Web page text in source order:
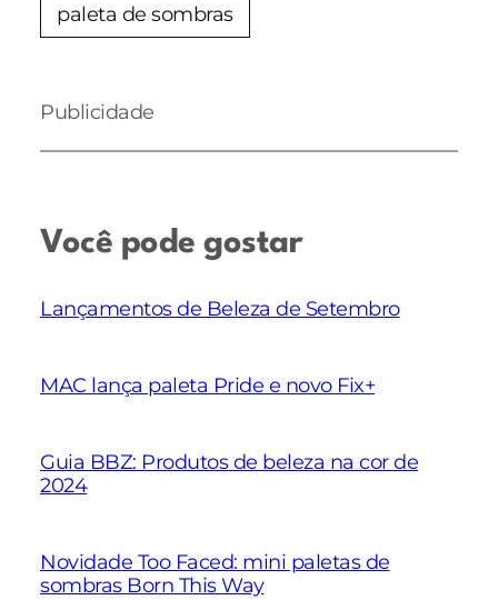
paleta de sombras
Publicidade
Você pode gostar
Lançamentos de Beleza de Setembro
MAC lança paleta Pride e novo Fix+
Guia BBZ: Produtos de beleza na cor de
2024
Novidade Too Faced: mini paletas de
sombras Born This Way